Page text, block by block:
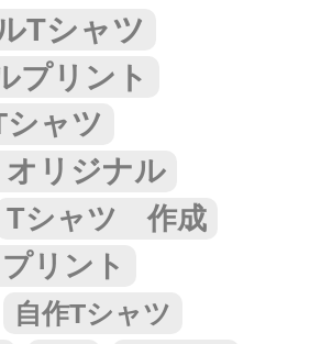
Tシャツ
プリント
ャツ
リジナル
Tシャツ 作成
リント
自作Tシャツ